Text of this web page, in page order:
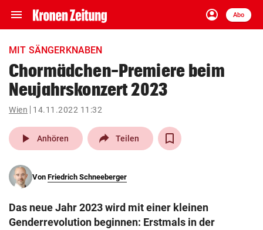
menu Navigation
ein-/ausklappen
account_circle
Anmelden
Abo
close Schließen
account_circle Anmelden
pin_drop
Wien arrow_right
search
eingeben
MIT SÄNGERKNABEN
Chormädchen-Premiere beim
Neujahrskonzert 2023
Wien 14.11.2022 11:32
play_arrow Anhören Teilen
Von Friedrich Schneeberger
Das neue Jahr 2023 wird mit einer kleinen
Genderrevolution beginnen: Erstmals in der